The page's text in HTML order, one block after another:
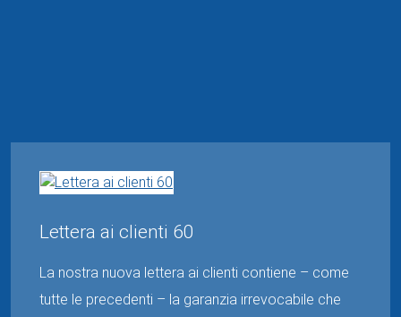
Lettera ai clienti 60
La nostra nuova lettera ai clienti contiene – come
tutte le precedenti – la garanzia irrevocabile che